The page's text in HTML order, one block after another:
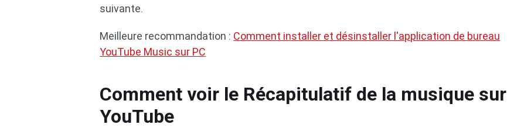
suivante.
Meilleure recommandation : Comment installer et désinstaller l'application de bureau
YouTube Music sur PC
Comment voir le Récapitulatif de la musique sur
YouTube